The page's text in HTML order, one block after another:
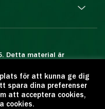
Detta material är
är förbjuden.
ange källan:
utgivare:
för att kunna ge dig
spara dina preferenser
att acceptera cookies,
cookies.